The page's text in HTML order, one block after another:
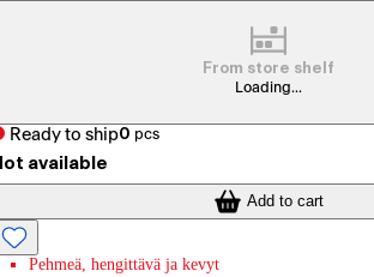
From store shelf
Loading...
Ready to ship0 pcs
available
Add to cart
Pehmeä, hengittävä ja kevyt